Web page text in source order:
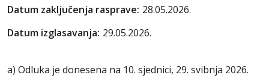
Datum zaključenja rasprave: 28.05.2026.
Datum izglasavanja: 29.05.2026.
a) Odluka je donesena na 10. sjednici, 29. svibnja 2026.